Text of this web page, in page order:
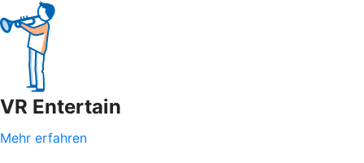
VR Entertain
Mehr erfahren